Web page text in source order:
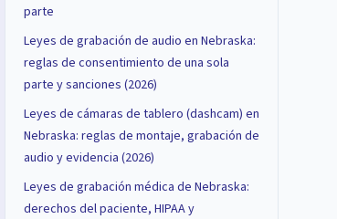
parte
Leyes de grabación de audio en Nebraska:
reglas de consentimiento de una sola
parte y sanciones (2026)
Leyes de cámaras de tablero (dashcam) en
Nebraska: reglas de montaje, grabación de
audio y evidencia (2026)
Leyes de grabación médica de Nebraska:
derechos del paciente, HIPAA y